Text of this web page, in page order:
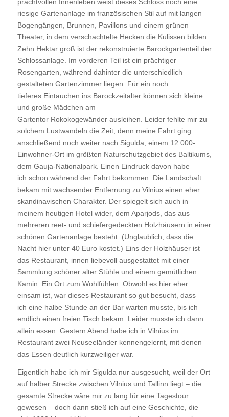
riesige Gartenanlage im französischen Stil auf mit langen
Bogengängen, Brunnen, Pavillons und einem grünen
Theater, in dem verschachtelte Hecken die Kulissen bilden.
Zehn Hektar groß ist der rekonstruierte Barockgartenteil der
Schlossanlage. Im vorderen Teil ist ein prächtiger
Rosengarten, während dahinter die unterschiedlich
gestalteten Gartenzimmer liegen. Für ein noch
tieferes Eintauchen ins Barockzeitalter können sich kleine
und große Mädchen am
Gartentor Rokokogewänder ausleihen. Leider fehlte mir zu
solchem Lustwandeln die Zeit, denn meine Fahrt ging
anschließend noch weiter nach Sigulda, einem 12.000-
Einwohner-Ort im größten Naturschutzgebiet des Baltikums,
dem Gauja-Nationalpark. Einen Eindruck davon habe
ich schon während der Fahrt bekommen. Die Landschaft
bekam mit wachsender Entfernung zu Vilnius einen eher
skandinavischen Charakter. Der spiegelt sich auch in
meinem heutigen Hotel wider, dem Aparjods, das aus
mehreren reet- und schiefergedeckten Holzhäusern in einer
schönen Gartenanlage besteht. (Unglaublich, dass die
Nacht hier unter 40 Euro kostet.) Eins der Holzhäuser ist
das Restaurant, innen liebevoll ausgestattet mit einer
Sammlung schöner alter Stühle und einem gemütlichen
Kamin. Ein Ort zum Wohlfühlen. Obwohl es hier eher
einsam ist, war dieses Restaurant so gut besucht, dass
ich eine halbe Stunde an der Bar warten musste, bis ich
endlich einen freien Tisch bekam. Leider musste ich dann
allein essen. Gestern Abend habe ich in Vilnius im
Restaurant zwei Neuseeländer kennengelernt, mit denen
das Essen deutlich kurzweiliger war.
Eigentlich habe ich mir Sigulda nur ausgesucht, weil der Ort
auf halber Strecke zwischen Vilnius und Tallinn liegt – die
gesamte Strecke wäre mir zu lang für eine Tagestour
gewesen – doch dann stieß ich auf eine Geschichte, die